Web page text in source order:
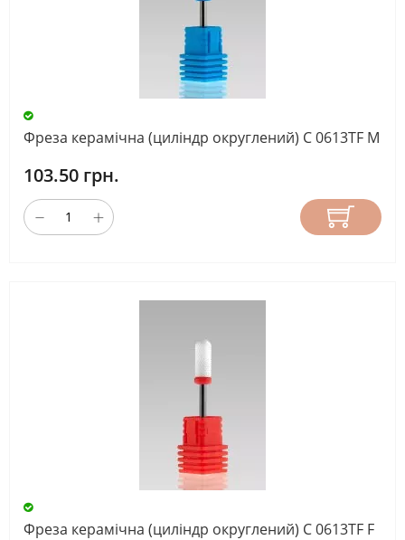
Фреза керамічна (циліндр округлений) С 0613TF М
103.50 грн.
Фреза керамічна (циліндр округлений) С 0613TF F